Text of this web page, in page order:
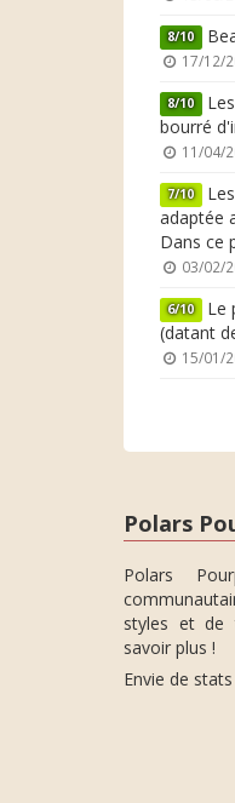
8/10
17/12/
8/10 Les
bourré
11/04/
7/10 Les
adaptée
Dans ce
03/02/
6/10 Le
(datant
15/01/
Polars
Polars
styles et de
savoir plus !
Envie de stats